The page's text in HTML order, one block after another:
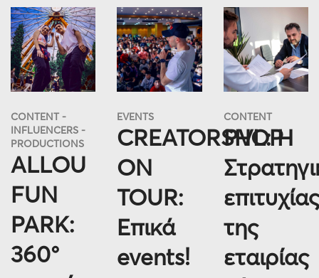
CONTENT
INFLUENCERS
PRODUCTIONS
ALLOU
FUN
PARK:
360°
EVENTS
CREATORSHOP
ON
TOUR:
Επικά
events!
CONTENT
PVL: Η
επιτυχίας
της
εταιρίας